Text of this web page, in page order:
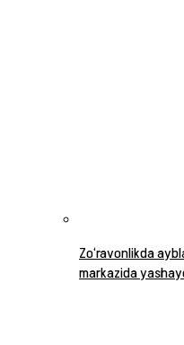
Zo‘ravonlikda
markazida